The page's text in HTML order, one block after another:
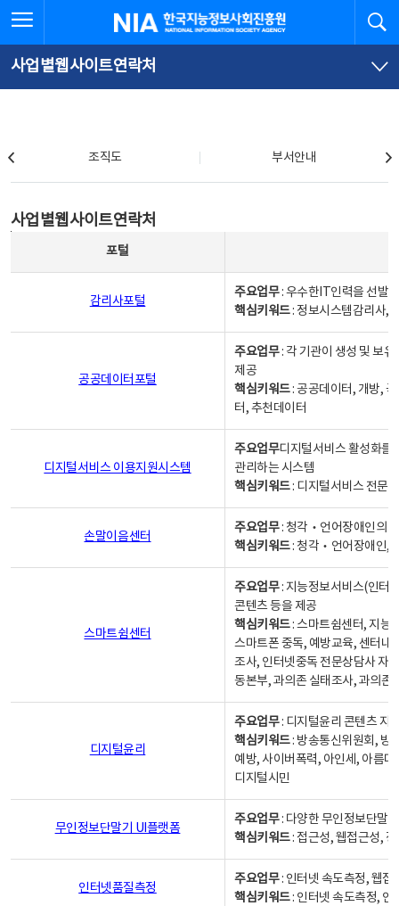
문
로
가
체
뉴
바
가
한국지능정보사회진흥원
사업별웹사이트연락처
조직도 부서안내
사업별웹사이트연락처
포털
감리사포털
주요업무: 우수한IT인력을 선발
핵심키워드: 정보시스템감리사,
공공데이터포털
주요업무: 각 기관이 생성 및 보
제공
핵심키워드: 공공데이터, 개방,
터, 추천데이터
디지털서비스 이용지원시스템
주요업무디지털서비스 활성화를
관리하는 시스템
핵심키워드: 디지털서비스 전문
손말이음센터
주요업무: 청각‧언어장애인의
핵심키워드: 청각‧언어장애인,
스마트쉼센터
주요업무: 지능정보서비스(인터
콘텐츠 등을 제공
핵심키워드: 스마트쉼센터, 지능
스마트폰 중독, 예방교육, 센터내
조사, 인터넷중독 전문상담사 자
동본부, 과의존 실태조사, 과의존
디지털윤리
주요업무: 디지털윤리 콘텐츠 지
핵심키워드: 방송통신위원회, 방
예방, 사이버폭력, 아인세, 아름
디지털시민
무인정보단말기 UI플랫폼
주요업무: 다양한 무인정보단말
핵심키워드: 접근성, 웹접근성,
인터넷품질측정
주요업무: 인터넷 속도측정, 웹접
핵심키워드: 인터넷 속도측정, 인